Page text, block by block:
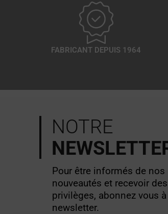
FABRICANT DEPUIS 1964
NOTRE
Pour être informés de nos
nouveautés et recevoir
privilèges, abonnez vous
newsletter.